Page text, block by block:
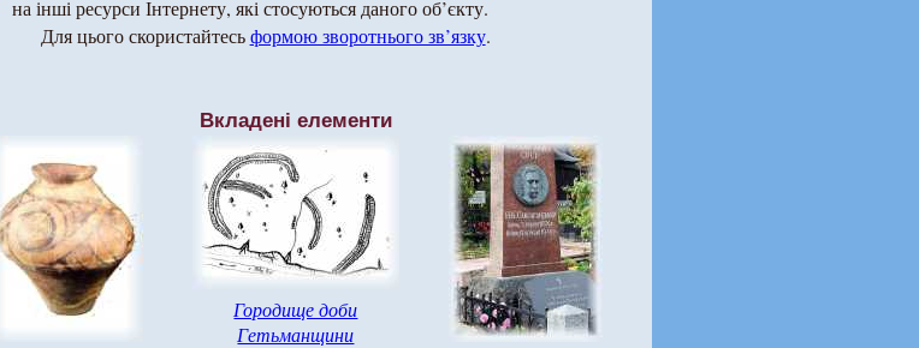
на інші ресурси Інтернету, які стосуються даного об’єкту.
Для цього скористайтесьформою зворотнього зв’язку.
Вкладені елементи
Городище доби
Гетьманщини